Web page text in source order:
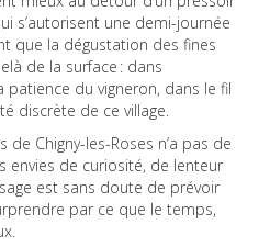
s’autorisent une demi-journée
la dégustation des fines
de la surface : dans
patience du vigneron, dans le fil
discrète de ce village.
Chigny-les-Roses n’a pas de
envies de curiosité, de lenteur
est sans doute de prévoir
par ce que le temps,